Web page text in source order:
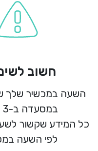
חשוב
השעה במכשיר שלך
כל המידע שקשור
לפי השעה